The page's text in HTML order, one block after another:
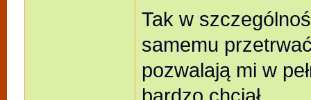
Tak w
samemu
pozwalają mi w